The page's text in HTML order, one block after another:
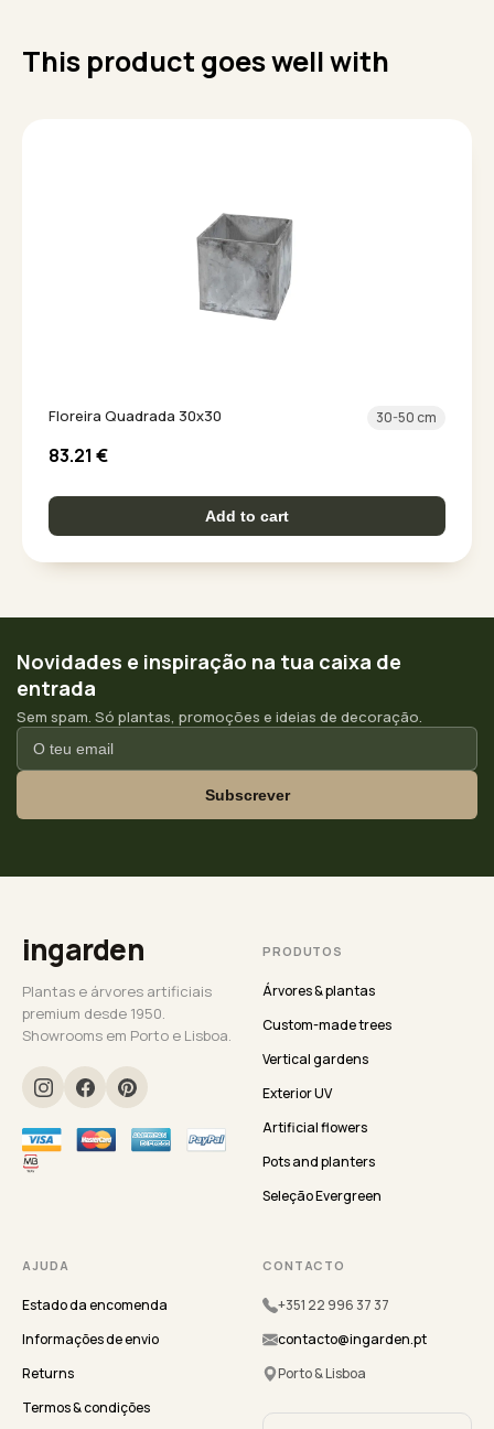
This product goes well with
Floreira Quadrada 30x30 30-50 cm
83.21 €
Add to cart
Novidades e inspiração na tua caixa de
entrada
Sem spam. Só plantas, promoções e ideias de decoração.
Subscrever
ingarden
Plantas e árvores artificiais
premium desde 1950.
Showrooms em Porto e Lisboa.
PRODUTOS
Árvores & plantas
Custom-made trees
Vertical gardens
Exterior UV
Artificial flowers
Pots and planters
Seleção Evergreen
AJUDA
Estado da encomenda
Informações de envio
Returns
Termos & condições
CONTACTO
+351 22 996 37 37
contacto@ingarden.pt
Porto & Lisboa